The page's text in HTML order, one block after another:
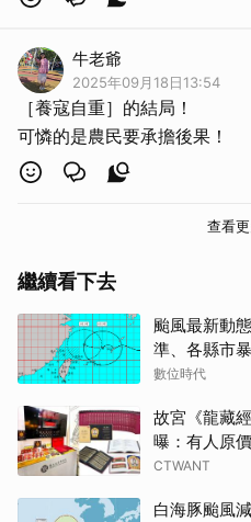
牛老爺
2025年09月18日13:54
［養寇自重］的結局！
可憐的是農民要承擔後果！
查看
繼續看下去
颱風最新動
準、各縣市
數位時代
故宮《龍藏
曝：有人原
CTWANT
白海豚颱風